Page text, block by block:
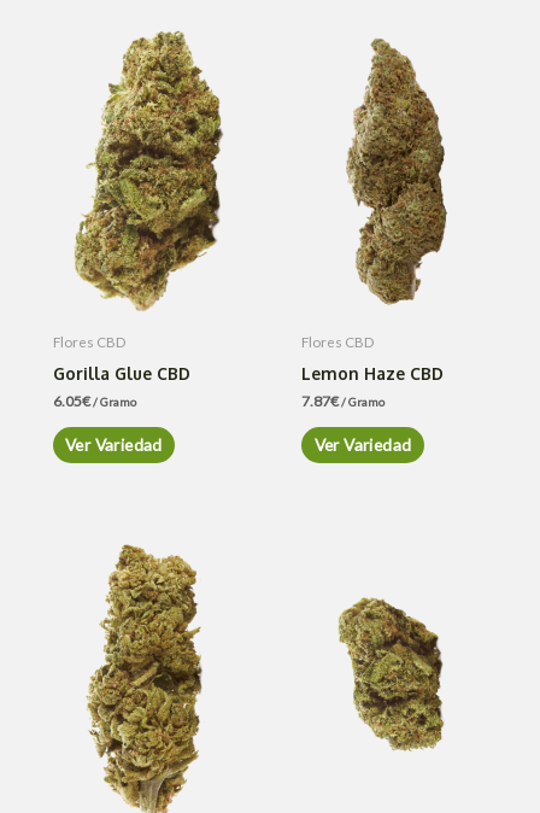
Flores CBD
Gorilla Glue CBD
6.05€/ Gramo
Ver Variedad
Flores CBD
Lemon Haze CBD
7.87€/ Gramo
Ver Variedad